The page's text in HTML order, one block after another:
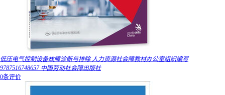
低压电气控制设备故障诊断与排除 人力资源社会障教材办公室组织编写
9787516748657 中国劳动社会障出版社
0条评价